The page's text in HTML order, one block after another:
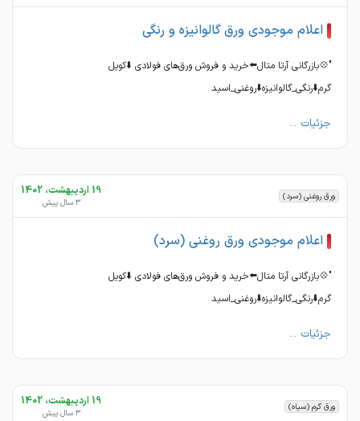
اعلام موجودی ورق گالوانیزه و رنگی
"💠بازرگانی آرتا متال⬅️خرید و‌ فروش ورق‌های فولادی ⬇️کویل
گرم⬇️رنگی_گالوانیزه⬇️روغنی_اسید
جزئیات ...
ورق روغنی (سرد) 19 اردیبهشت، 1402
3 سال پیش
اعلام موجودی ورق روغنی (سرد)
"💠بازرگانی آرتا متال⬅️خرید و‌ فروش ورق‌های فولادی ⬇️کویل
گرم⬇️رنگی_گالوانیزه⬇️روغنی_اسید
جزئیات ...
ورق گرم (سیاه) 19 اردیبهشت، 1402
3 سال پیش